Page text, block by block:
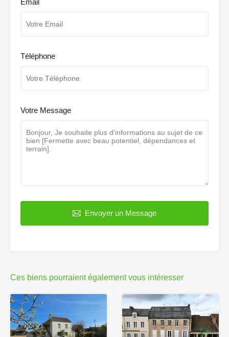
Email
Téléphone
Votre Message
Envoyer un Message
Ces biens pourraient également vous intéresser